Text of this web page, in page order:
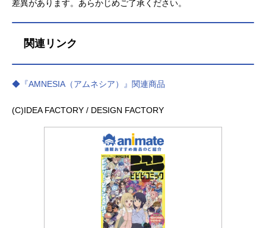
差異があります。あらかじめご了承ください。
関連リンク
◆『AMNESIA（アムネシア）』関連商品
(C)IDEA FACTORY / DESIGN FACTORY